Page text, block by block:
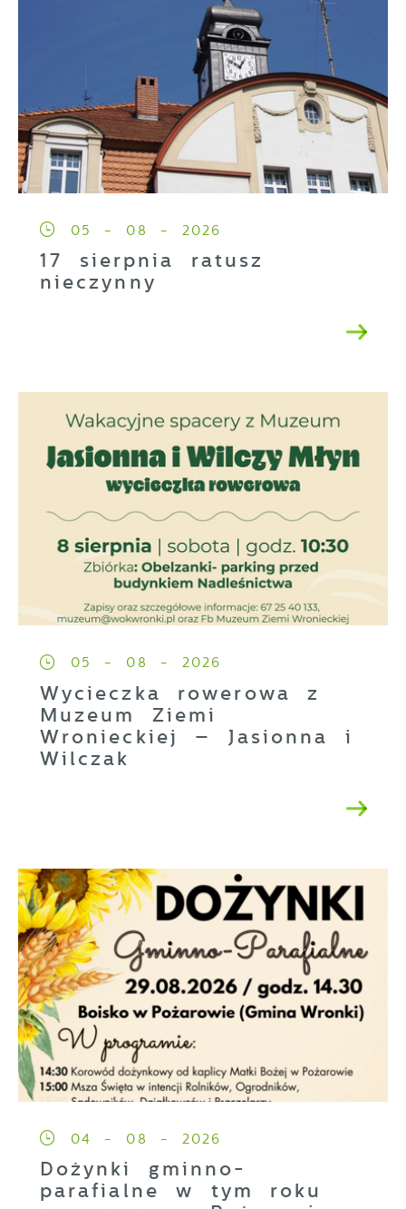
05 - 08 - 2026
17 sierpnia ratusz
nieczynny
05 - 08 - 2026
Wycieczka rowerowa z
Muzeum Ziemi
Wronieckiej – Jasionna i
Wilczak
04 - 08 - 2026
Dożynki gminno-
parafialne w tym roku